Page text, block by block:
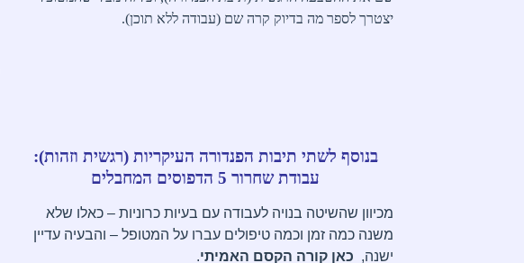
יצטרך לספר מה בדיוק קרה שם (עבודה ללא תוכן).
בנוסף לשתי תיבות הפנדורה העיקריות (רגשית וזהות):
עבודת שחרור 5 הדפוסים המחבלים
מכיוון שהשיטה בנויה לעבודה עם בעיות כרוניות – כאלו שלא
משנה כמה זמן וכמה טיפולים עברו על המטופל – והבעיה עדיין
ישנה, כאן קורה הקסם האמיתי.